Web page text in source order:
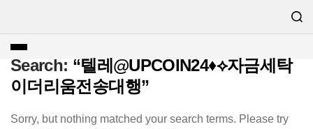
Search: “텔레@UPCOIN24♦⟡자금세탁
이더리움전송대행”
Sorry, but nothing matched your search terms. Please try